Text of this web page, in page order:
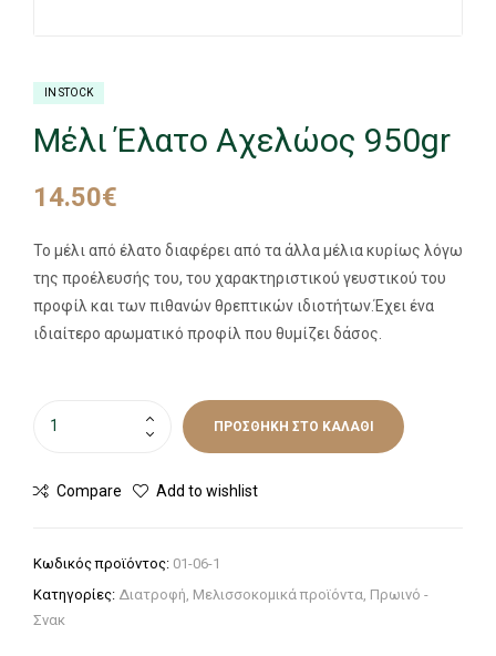
IN STOCK
Μέλι Έλατο Αχελώος 950gr
14.50€
Το μέλι από έλατο διαφέρει από τα άλλα μέλια κυρίως λόγω
της προέλευσής του, του χαρακτηριστικού γευστικού του
προφίλ και των πιθανών θρεπτικών ιδιοτήτων.Έχει ένα
ιδιαίτερο αρωματικό προφίλ που θυμίζει δάσος.
ΠΡΟΣΘΉΚΗ ΣΤΟ ΚΑΛΆΘΙ
Compare Add to wishlist
Κωδικός προϊόντος: 01-06-1
Κατηγορίες: Διατροφή, Μελισσοκομικά προϊόντα, Πρωινό -
Σνακ